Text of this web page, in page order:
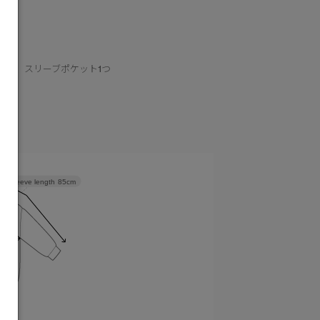
つ、スリーブポケット1つ
Sleeve length 85cm